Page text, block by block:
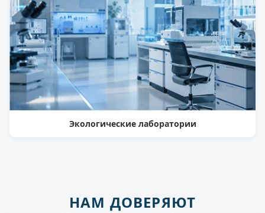
Экологические лаборатории
НАМ ДОВЕРЯЮТ